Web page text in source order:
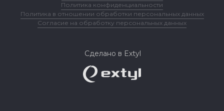
Политика конфиденциальности
Политика в отношении обработки персональных данных
Согласие на обработку персональных данных
Сделано в Extyl